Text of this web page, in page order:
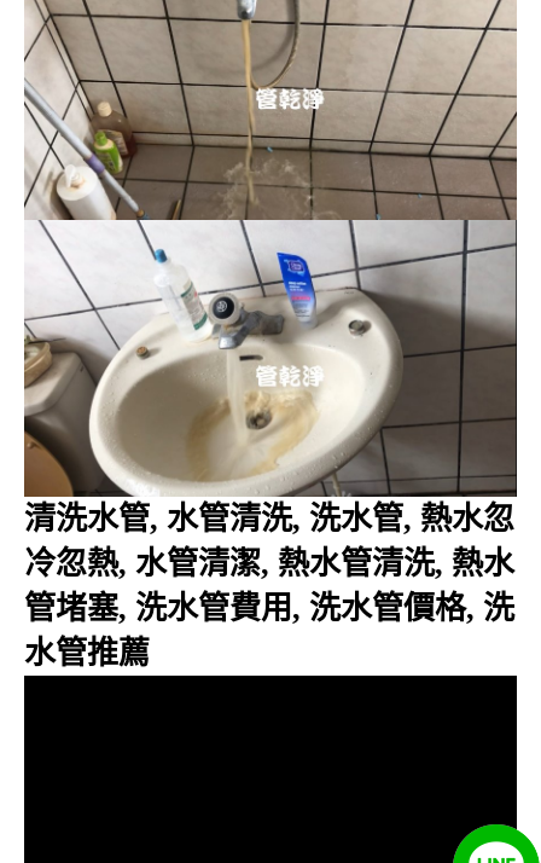
清洗水管, 水管清洗, 洗水管, 熱水忽
冷忽熱, 水管清潔, 熱水管清洗, 熱水
管堵塞, 洗水管費用, 洗水管價格, 洗
水管推薦